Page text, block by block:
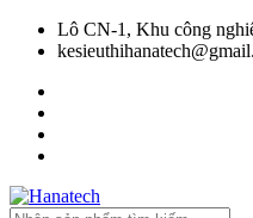
Lô CN-1, Khu công